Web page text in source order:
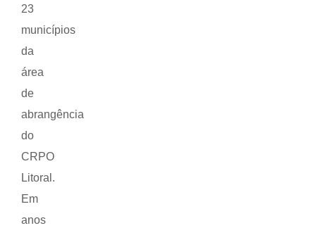
23
municípios
da
área
de
abrangência
do
CRPO
Litoral.
Em
anos